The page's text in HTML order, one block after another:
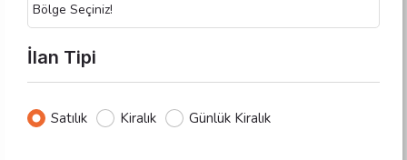
Bölge Seçiniz!
İlan Tipi
Satılık Kiralık Günlük Kiralık